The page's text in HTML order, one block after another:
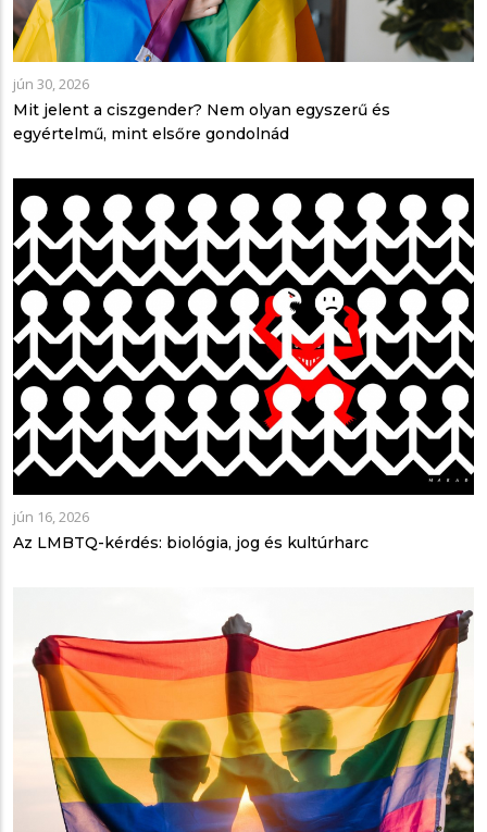
jún 30, 2026
Mit jelent a ciszgender? Nem olyan egyszerű és
egyértelmű, mint elsőre gondolnád
jún 16, 2026
Az LMBTQ-kérdés: biológia, jog és kultúrharc